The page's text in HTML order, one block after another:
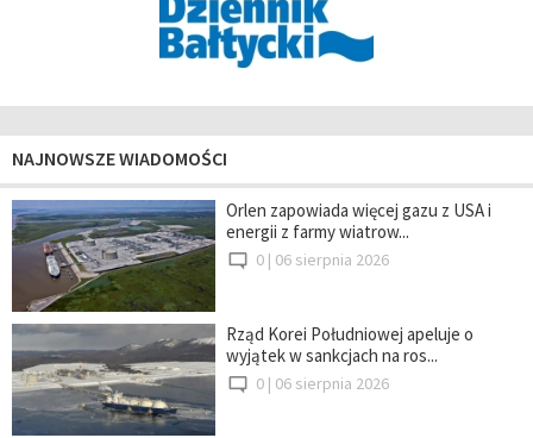
NAJNOWSZE WIADOMOŚCI
Orlen zapowiada więcej gazu z USA i
energii z farmy wiatrow...
0 | 06 sierpnia 2026
Rząd Korei Południowej apeluje o
wyjątek w sankcjach na ros...
0 | 06 sierpnia 2026